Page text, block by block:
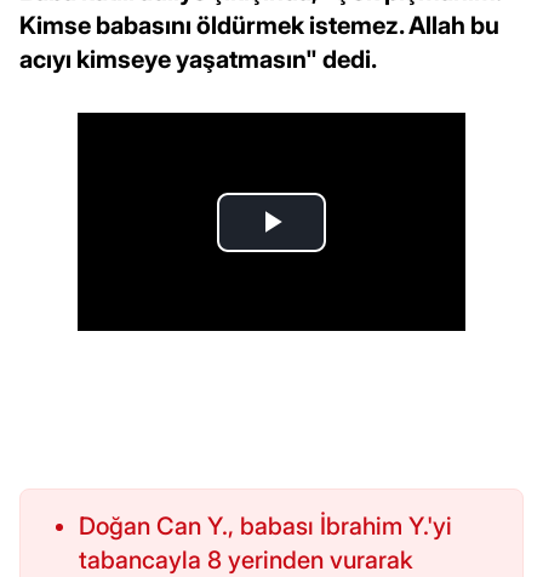
Kimse babasını öldürmek istemez. Allah bu
acıyı kimseye yaşatmasın" dedi.
Doğan Can Y., babası İbrahim Y.'yi
tabancayla 8 yerinden vurarak